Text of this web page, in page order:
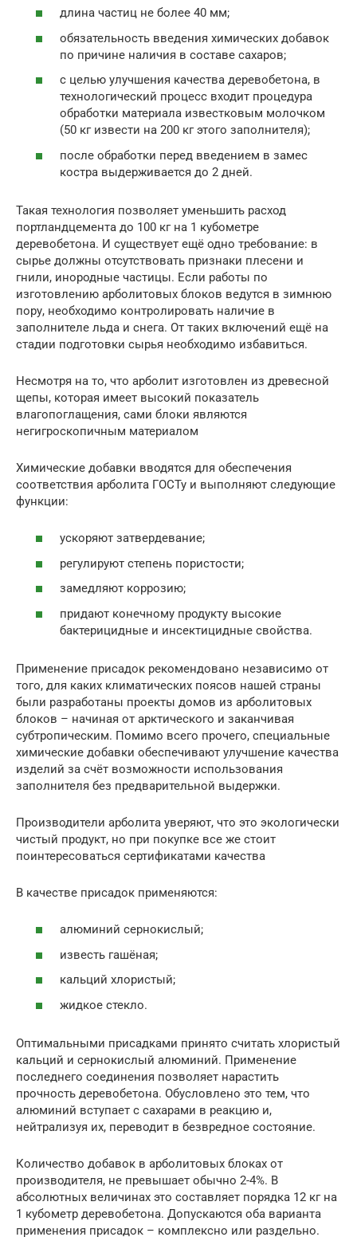
длина частиц не более 40 мм;
обязательность введения химических добавок
по причине наличия в составе сахаров;
с целью улучшения качества деревобетона, в
технологический процесс входит процедура
обработки материала известковым молочком
(50 кг извести на 200 кг этого заполнителя);
после обработки перед введением в замес
костра выдерживается до 2 дней.
Такая технология позволяет уменьшить расход
портландцемента до 100 кг на 1 кубометре
деревобетона. И существует ещё одно требование: в
сырье должны отсутствовать признаки плесени и
гнили, инородные частицы. Если работы по
изготовлению арболитовых блоков ведутся в зимнюю
пору, необходимо контролировать наличие в
заполнителе льда и снега. От таких включений ещё на
стадии подготовки сырья необходимо избавиться.
Несмотря на то, что арболит изготовлен из древесной
щепы, которая имеет высокий показатель
влагопоглащения, сами блоки являются
негигроскопичным материалом
Химические добавки вводятся для обеспечения
соответствия арболита ГОСТу и выполняют следующие
функции:
ускоряют затвердевание;
регулируют степень пористости;
замедляют коррозию;
придают конечному продукту высокие
бактерицидные и инсектицидные свойства.
Применение присадок рекомендовано независимо от
того, для каких климатических поясов нашей страны
были разработаны проекты домов из арболитовых
блоков – начиная от арктического и заканчивая
субтропическим. Помимо всего прочего, специальные
химические добавки обеспечивают улучшение качества
изделий за счёт возможности использования
заполнителя без предварительной выдержки.
Производители арболита уверяют, что это экологически
чистый продукт, но при покупке все же стоит
поинтересоваться сертификатами качества
В качестве присадок применяются:
алюминий сернокислый;
известь гашёная;
кальций хлористый;
жидкое стекло.
Оптимальными присадками принято считать хлористый
кальций и сернокислый алюминий. Применение
последнего соединения позволяет нарастить
прочность деревобетона. Обусловлено это тем, что
алюминий вступает с сахарами в реакцию и,
нейтрализуя их, переводит в безвредное состояние.
Количество добавок в арболитовых блоках от
производителя, не превышает обычно 2-4%. В
абсолютных величинах это составляет порядка 12 кг на
1 кубометр деревобетона. Допускаются оба варианта
применения присадок – комплексно или раздельно.